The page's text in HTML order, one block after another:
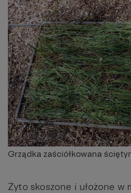
Grządka zaściółkowana
Żyto skoszone i ułożone w